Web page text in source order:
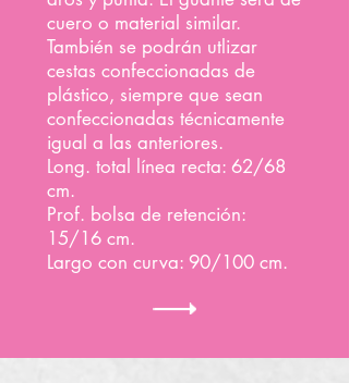
cuero o material similar.
También se podrán utlizar
cestas confeccionadas de
plástico, siempre que sean
confeccionadas técnicamente
igual a las anteriores.
Long. total línea recta: 62/68
cm.
Prof. bolsa de retención:
15/16 cm.
Largo con curva: 90/100 cm.